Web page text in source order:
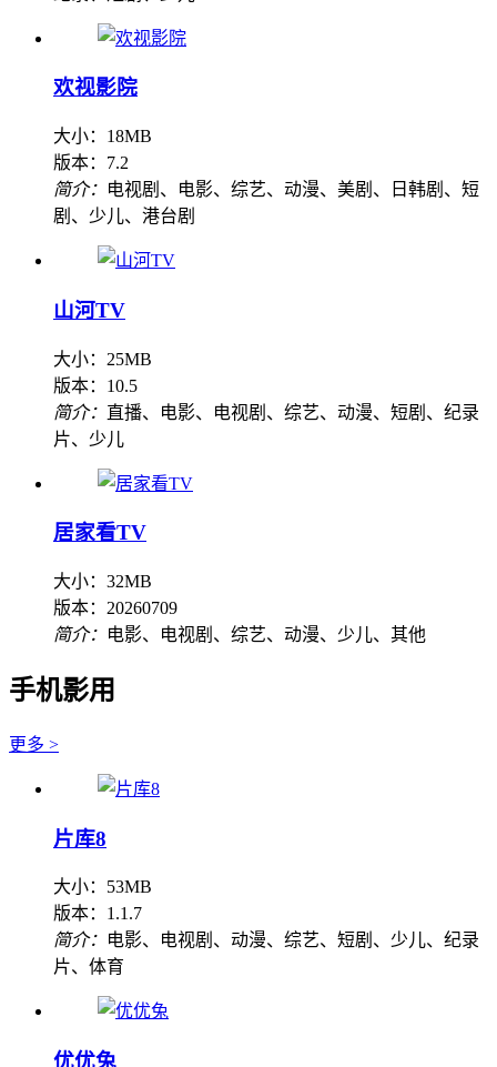
欢视影院
大小：18MB
版本：7.2
简介： 电视剧、电影、综艺、动漫、美剧、日韩剧、短
剧、少儿、港台剧
山河TV
大小：25MB
版本：10.5
简介： 直播、电影、电视剧、综艺、动漫、短剧、纪录
片、少儿
居家看TV
大小：32MB
版本：20260709
简介： 电影、电视剧、综艺、动漫、少儿、其他
手机影用
更多 >
片库8
大小：53MB
版本：1.1.7
简介： 电影、电视剧、动漫、综艺、短剧、少儿、纪录
片、体育
优优兔